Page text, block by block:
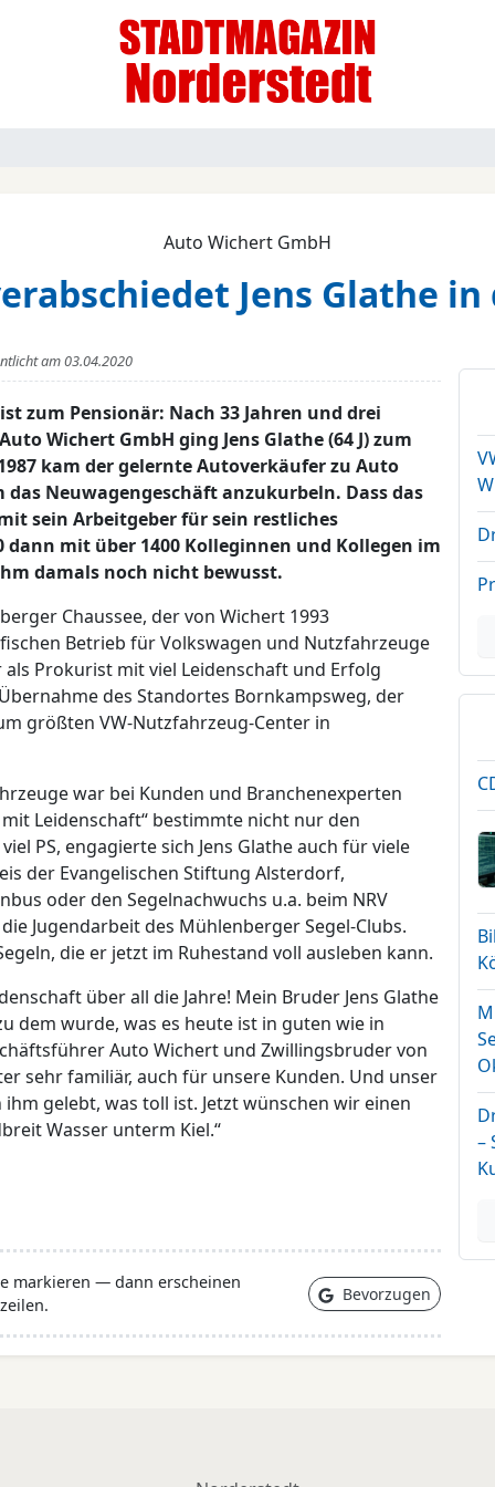
Auto Wichert GmbH
Jens Glathe in
am03.04.2020
zum Pensionär: Nach 33 Jahren und drei
Wichert GmbH ging Jens Glathe (64 J) zum
kam der gelernte Autoverkäufer zu Auto
Neuwagengeschäft anzukurbeln. Dass das
sein Arbeitgeber für sein restliches
dann mit über 1400 Kolleginnen und Kollegen im
damals noch nicht bewusst.
Chaussee, der von Wichert 1993
Betrieb für Volkswagen und Nutzfahrzeuge
Prokurist mit viel Leidenschaft und Erfolg
des Standortes Bornkampsweg, der
größten VW-Nutzfahrzeug-Center in
war bei Kunden und Branchenexperten
Leidenschaft“ bestimmte nicht nur den
PS, engagierte sich Jens Glathe auch für viele
der Evangelischen Stiftung Alsterdorf,
oder den Segelnachwuchs u.a. beim NRV
Jugendarbeit des Mühlenberger Segel-Clubs.
die er jetzt im Ruhestand voll ausleben kann.
über all die Jahre! Mein Bruder Jens Glathe
dem wurde, was es heute ist in guten wie in
Auto Wichert und Zwillingsbruder von
sehr familiär, auch für unsere Kunden. Und unser
ihm gelebt, was toll ist. Jetzt wünschen wir einen
Wasser unterm Kiel.“
markieren — dann erscheinen
Bevorzugen
–